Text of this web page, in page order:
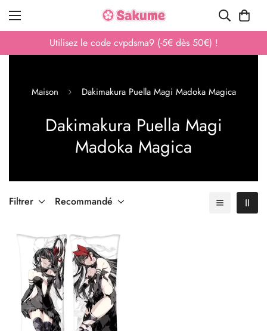
Utilisez le code cvpdsma9 (-5€ dès 50€) !
Maison Dakimakura Puella Magi Madoka Magica
Dakimakura Puella Magi
Madoka Magica
Filtrer Recommandé